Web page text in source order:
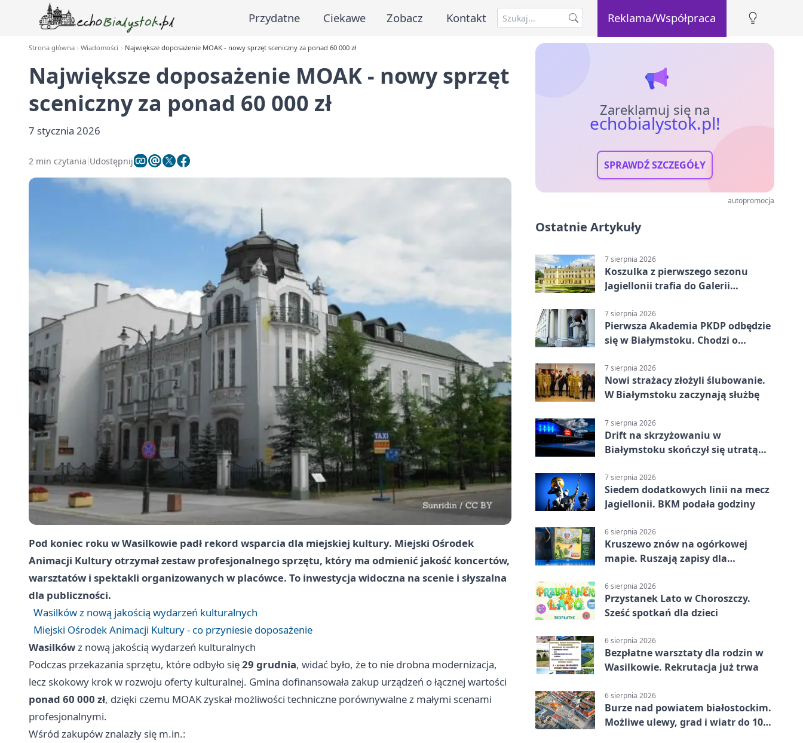
Przydatne Ciekawe Zobacz Kontakt Reklama/Współpraca
Strona główna Wiadomości Największe doposażenie MOAK - nowy sprzęt sceniczny za ponad 60 000 zł
Największe doposażenie MOAK - nowy sprzęt
sceniczny za ponad 60 000 zł
7 stycznia 2026
2 min czytania Udostępnij
Pod koniec roku wWasilkowie padł rekord wsparcia dla miejskiej kultury. Miejski Ośrodek
Animacji Kultury otrzymał zestaw profesjonalnego sprzętu, który ma odmienić jakość koncertów,
warsztatów i spektakli organizowanych w placówce. To inwestycja widoczna na scenie i słyszalna
dla publiczności.
Wasilków z nową jakością wydarzeń kulturalnych
Miejski Ośrodek Animacji Kultury - co przyniesie doposażenie
Wasilków z nową jakością wydarzeń kulturalnych
Podczas przekazania sprzętu, które odbyło się29 grudnia, widać było, że to nie drobna modernizacja,
lecz skokowy krok w rozwoju oferty kulturalnej. Gmina dofinansowała zakup urządzeń o łącznej wartości
ponad 60 000 zł, dzięki czemu MOAK zyskał możliwości techniczne porównywalne z małymi scenami
profesjonalnymi.
Wśród zakupów znalazły się m.in.:
Zareklamuj się na
echobialystok.pl!
SPRAWDŹ SZCZEGÓŁY
autopromocja
Ostatnie Artykuły
7 sierpnia 2026
Koszulka z pierwszego sezonu
Jagiellonii trafia do Galerii
7 sierpnia 2026
Pierwsza Akademia PKDP odbędzie
się w Białymstoku. Chodzi o
7 sierpnia 2026
Nowi strażacy złożyli ślubowanie.
W Białymstoku zaczynają służbę
7 sierpnia 2026
Drift na skrzyżowaniu w
Białymstoku skończył się utratą
7 sierpnia 2026
Siedem dodatkowych linii na mecz
Jagiellonii. BKM podała godziny
6 sierpnia 2026
Kruszewo znów na ogórkowej
mapie. Ruszają zapisy dla
6 sierpnia 2026
Przystanek Lato w Choroszczy.
Sześć spotkań dla dzieci
6 sierpnia 2026
Bezpłatne warsztaty dla rodzin w
Wasilkowie. Rekrutacja już trwa
6 sierpnia 2026
Burze nad powiatem białostockim.
Możliwe ulewy, grad i wiatr do 100